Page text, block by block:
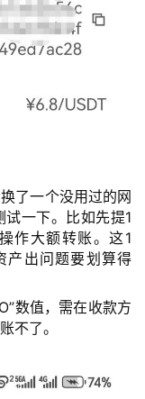
了一个没用过的网
一下。比如先提1
作大额转账。这1
产出问题要划算得
数值，需在收款方
不了。